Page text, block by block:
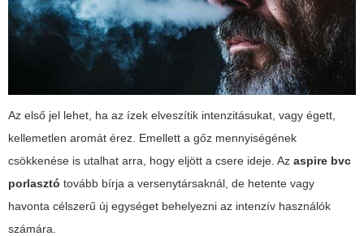
Az első jel lehet, ha az ízek elveszítik intenzitásukat, vagy égett,
kellemetlen aromát érez. Emellett a gőz mennyiségének
csökkenése is utalhat arra, hogy eljött a csere ideje. Az aspire bvc
porlasztó tovább bírja a versenytársaknál, de hetente vagy
havonta célszerű új egységet behelyezni az intenzív használók
számára.